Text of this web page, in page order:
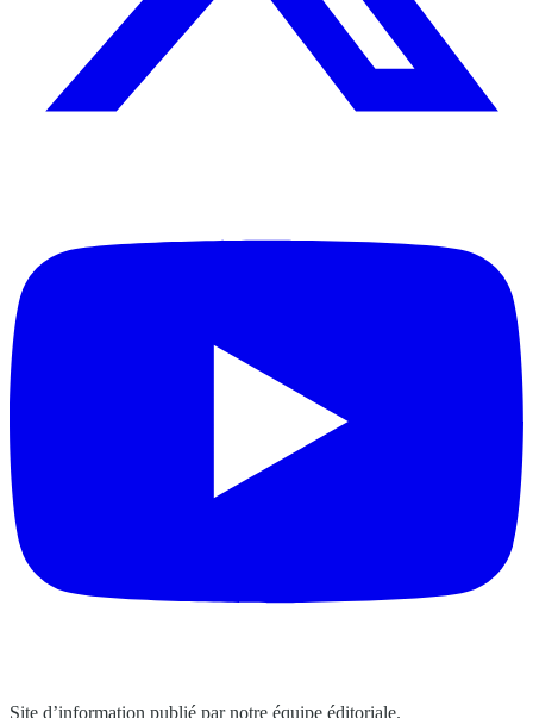
Site d’information publié par notre équipe éditoriale.